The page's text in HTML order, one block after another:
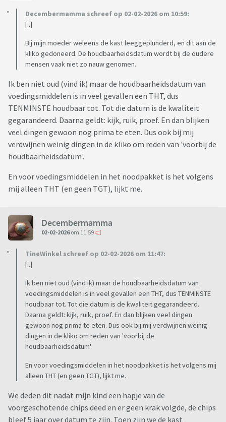
Decembermamma schreef op 02-02-2026 om 10:59:
[..]
Bij mijn moeder weleens de kast leeggeplunderd, en dit aan de
kliko gedoneerd. De houdbaarheidsdatum wordt bij de oudere
mensen vaak niet zo nauw genomen.
Ik ben niet oud (vind ik) maar de houdbaarheidsdatum van
voedingsmiddelen is in veel gevallen een THT, dus
TENMINSTE houdbaar tot. Tot die datum is de kwaliteit
gegarandeerd. Daarna geldt: kijk, ruik, proef. En dan blijken
veel dingen gewoon nog prima te eten. Dus ook bij mij
verdwijnen weinig dingen in de kliko om reden van 'voorbij de
houdbaarheidsdatum'.
En voor voedingsmiddelen in het noodpakket is het volgens
mij alleen THT (en geen TGT), lijkt me.
Decembermamma
02-02-2026om 11:59
TineWinkel schreef op 02-02-2026 om 11:47:
[..]
Ik ben niet oud (vind ik) maar de houdbaarheidsdatum van
voedingsmiddelen is in veel gevallen een THT, dus TENMINSTE
houdbaar tot. Tot die datum is de kwaliteit gegarandeerd.
Daarna geldt: kijk, ruik, proef. En dan blijken veel dingen
gewoon nog prima te eten. Dus ook bij mij verdwijnen weinig
dingen in de kliko om reden van 'voorbij de
houdbaarheidsdatum'.
En voor voedingsmiddelen in het noodpakket is het volgens mij
alleen THT (en geen TGT), lijkt me.
We deden dit nadat mijn kind een hapje van de
voorgeschotende chips deed en er geen krak volgde, de chips
bleef 5 jaar over datum te zijn. Toen zijn we de kast